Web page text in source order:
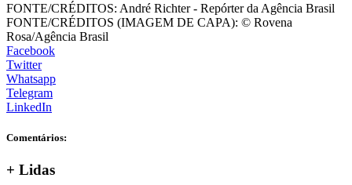
FONTE/CRÉDITOS: André Richter - Repórter da Agência Brasil
FONTE/CRÉDITOS (IMAGEM DE CAPA): © Rovena
Rosa/Agência Brasil
Facebook
Twitter
Whatsapp
Telegram
LinkedIn
Comentários:
+ Lidas